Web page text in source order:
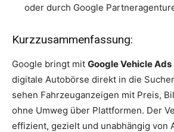
oder durch Google
Kurzzusammenfassung:
Google bringt mit Google Vehicle Ads
digitale Autobörse direkt in die
sehen Fahrzeuganzeigen mit Preis,
ohne Umweg über Plattformen. Der
effizient, gezielt und unabhängig von